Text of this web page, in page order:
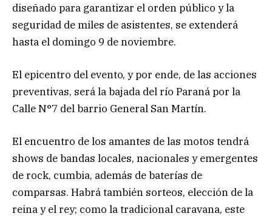
diseñado para garantizar el orden público y la
seguridad de miles de asistentes, se extenderá
hasta el domingo 9 de noviembre.
El epicentro del evento, y por ende, de las acciones
preventivas, será la bajada del río Paraná por la
Calle N°7 del barrio General San Martín.
El encuentro de los amantes de las motos tendrá
shows de bandas locales, nacionales y emergentes
de rock, cumbia, además de baterías de
comparsas. Habrá también sorteos, elección de la
reina y el rey; como la tradicional caravana, este